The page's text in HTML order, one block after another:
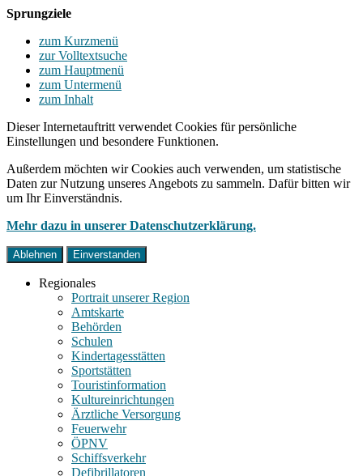
Sprungziele
zum Kurzmenü
zur Volltextsuche
zum Hauptmenü
zum Untermenü
zum Inhalt
Dieser Internetauftritt verwendet Cookies für persönliche
Einstellungen und besondere Funktionen.
Außerdem möchten wir Cookies auch verwenden, um statistische
Daten zur Nutzung unseres Angebots zu sammeln. Dafür bitten wir
um Ihr Einverständnis.
Mehr dazu in unserer Datenschutzerklärung.
Ablehnen Einverstanden
Regionales
Portrait unserer Region
Amtskarte
Behörden
Schulen
Kindertagesstätten
Sportstätten
Touristinformation
Kultureinrichtungen
Ärztliche Versorgung
Feuerwehr
ÖPNV
Schiffsverkehr
Defibrillatoren